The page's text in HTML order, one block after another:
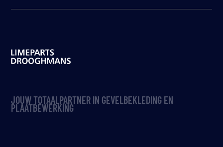
JOUW TOTAALPARTNER IN GEVELBEKLEDING EN
PLAATBEWERKING